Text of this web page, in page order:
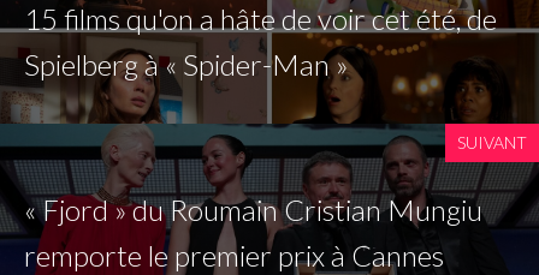
15 films qu'on a hâte de voir cet été, de
Spielberg à « Spider-Man »
SUIVANT
« Fjord » du Roumain Cristian Mungiu
remporte le premier prix à Cannes